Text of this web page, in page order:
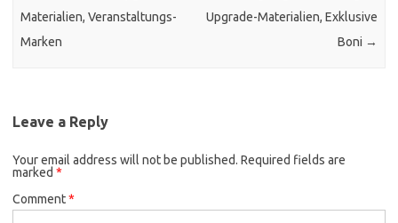
Materialien, Veranstaltungs-
Marken
Upgrade-Materialien, Exklusive
Boni →
Leave a Reply
Your email address will not be published. Required fields are
marked *
Comment*